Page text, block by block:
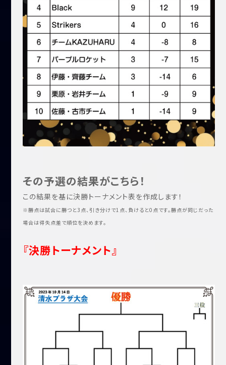
その予選の結果がこちら！
この結果を基に決勝トーナメント表を作成します！
※勝点は試合に勝つと3点、引き分けで1点、負けると0点です。勝点が同じだった
場合は得失点差で順位を決めます。
『決勝トーナメント』